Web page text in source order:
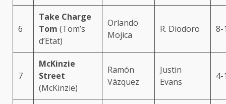
6
Take Charge
Tom (Tom’s
d’Etat)
Orlando
Mojica
R. Diodoro 8-
7
McKinzie
Street
(McKinzie)
Ramón
Vázquez
Justin
Evans
4-